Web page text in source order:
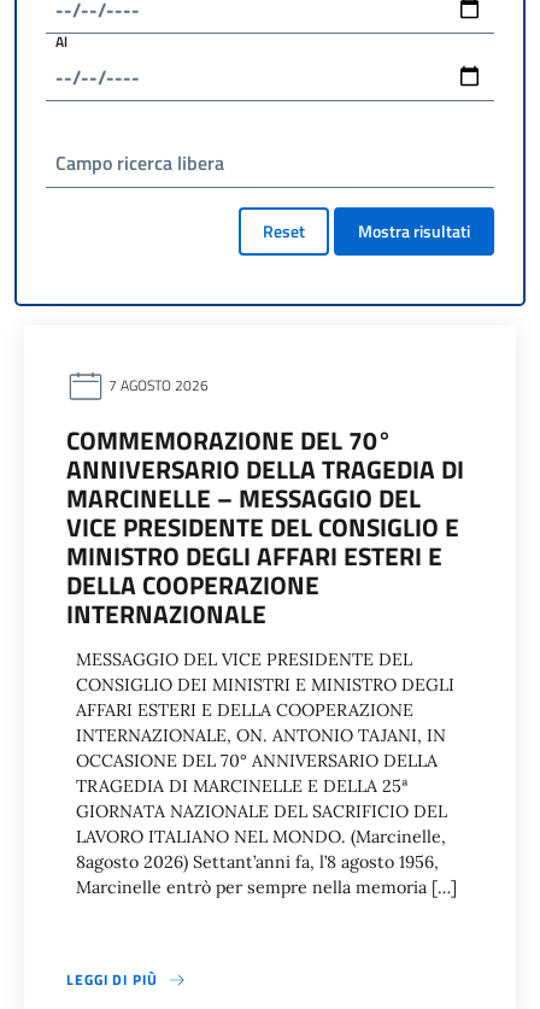
Al
Campo ricerca libera
Reset Mostra risultati
7 AGOSTO 2026
COMMEMORAZIONE DEL 70°
ANNIVERSARIO DELLA TRAGEDIA DI
MARCINELLE – MESSAGGIO DEL
VICE PRESIDENTE DEL CONSIGLIO E
MINISTRO DEGLI AFFARI ESTERI E
DELLA COOPERAZIONE
INTERNAZIONALE
MESSAGGIO DEL VICE PRESIDENTE DEL
CONSIGLIO DEI MINISTRI E MINISTRO DEGLI
AFFARI ESTERI E DELLA COOPERAZIONE
INTERNAZIONALE, ON. ANTONIO TAJANI, IN
OCCASIONE DEL 70° ANNIVERSARIO DELLA
TRAGEDIA DI MARCINELLE E DELLA 25ª
GIORNATA NAZIONALE DEL SACRIFICIO DEL
LAVORO ITALIANO NEL MONDO. (Marcinelle,
8agosto 2026) Settant’anni fa, l’8 agosto 1956,
Marcinelle entrò per sempre nella memoria […]
LEGGI DI PIÙ